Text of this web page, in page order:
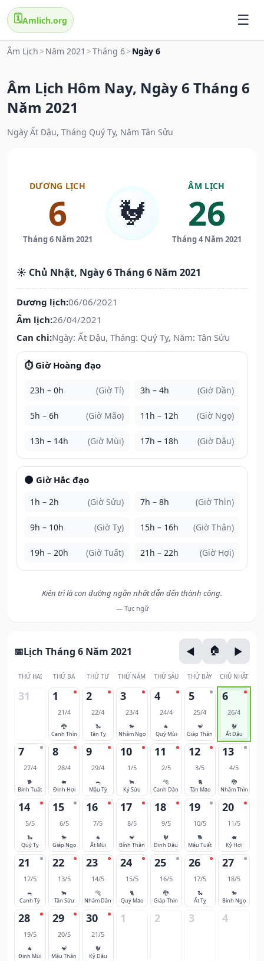
🗓️Amlich.org
Âm Lịch > Năm 2021 >Tháng 6> Ngày 6
Âm Lịch Hôm Nay, Ngày 6 Tháng 6
Năm 2021
Ngày Ất Dậu, Tháng Quý Tỵ, Năm Tân Sửu
DƯƠNG LỊCH
6
Tháng 6 Năm 2021
🐓
ÂM LỊCH
26
Tháng 4 Năm 2021
☀️ Chủ Nhật, Ngày 6 Tháng 6 Năm 2021
Dương lịch:06/06/2021
Âm lịch:26/04/2021
Can chi:Ngày: Ất Dậu, Tháng: Quý Tỵ, Năm: Tân Sửu
⏱️ Giờ Hoàng đạo
23h – 0h (Giờ Tí) 3h – 4h (Giờ Dần)
5h – 6h (Giờ Mão) 11h – 12h (Giờ Ngọ)
13h – 14h (Giờ Mùi) 17h – 18h (Giờ Dậu)
🌑 Giờ Hắc đạo
1h – 2h (Giờ Sửu) 7h – 8h (Giờ Thìn)
9h – 10h (Giờ Tỵ) 15h – 16h (Giờ Thân)
19h – 20h (Giờ Tuất) 21h – 22h (Giờ Hợi)
Kiên trì là con đường ngắn nhất dẫn đến thành công.
— Tục ngữ
Lịch Tháng 6 Năm 2021
THỨ HAI THỨ BA THỨ TƯ THỨ NĂM THỨ SÁU THỨ BẢY CHỦ NHẬT
31 1
21/4
🐉
Canh Thìn
2
22/4
🐍
Tân Tỵ
3
23/4
🐎
Nhâm Ngọ
4
24/4
🐐
Quý Mùi
5
25/4
🐒
Giáp Thân
6
26/4
🐓
Ất Dậu
7
27/4
🐕
Bính Tuất
8
28/4
🐖
Đinh Hợi
9
29/4
🐀
Mậu Tý
10
1/5
🐂
Kỷ Sửu
11
2/5
🐅
Canh Dần
12
3/5
🐈
Tân Mão
13
4/5
🐉
Nhâm Thìn
14
5/5
🐍
Quý Tỵ
15
6/5
🐎
Giáp Ngọ
16
7/5
🐐
Ất Mùi
17
8/5
🐒
Bính Thân
18
9/5
🐓
Đinh Dậu
19
10/5
🐕
Mậu Tuất
20
11/5
🐖
Kỷ Hợi
21
12/5
🐀
Canh Tý
22
13/5
🐂
Tân Sửu
23
14/5
🐅
Nhâm Dần
24
15/5
🐈
Quý Mão
25
16/5
🐉
Giáp Thìn
26
17/5
🐍
Ất Tỵ
27
18/5
🐎
Bính Ngọ
28
19/5
🐐
Đinh Mùi
29
20/5
🐒
Mậu Thân
30
21/5
🐓
Kỷ Dậu
1 2 3 4